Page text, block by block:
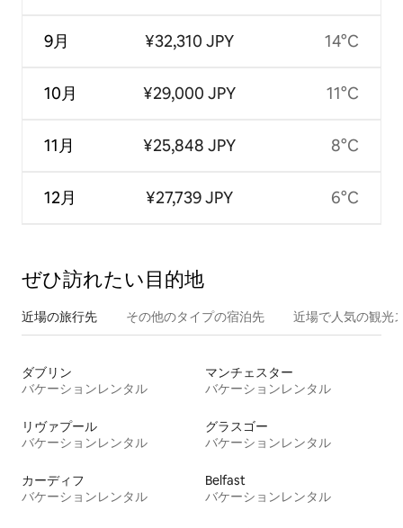
9月
10月
11月
12月
¥32,310 JPY
¥29,000 JPY
¥25,848 JPY
¥27,739 JPY
14°C
11°C
8°C
6°C
ぜひ訪⁠れ⁠た⁠い目⁠的⁠地
近場の旅行先 その他のタ⁠イ⁠プ⁠の宿⁠泊⁠先 近場で人気の観光
ダブリン
バケーションレンタル
マンチェスター
バケーションレンタル
リヴァプール
バケーションレンタル
グラスゴー
バケーションレンタル
カーディフ
バケーションレンタル
Belfast
バケーションレンタル